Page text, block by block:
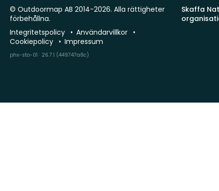
Skaffa
© Outdoormap AB 2014-2026. Alla rättigheter
förbehållna.
Integritetspolicy
Användarvillkor
Cookiepolicy
Impressum
phx-sto-01 · 26.7.1 (449747a8c)